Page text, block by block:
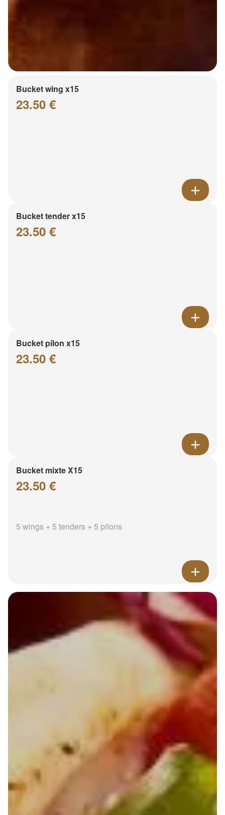
Bucket wing x15
23.50 €
Bucket tender x15
23.50 €
Bucket pilon x15
23.50 €
Bucket mixte X15
23.50 €
5 wings + 5 tenders + 5 pilons